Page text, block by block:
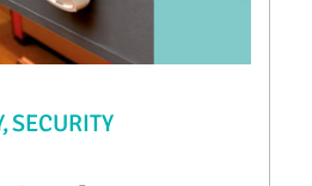
SECURITY